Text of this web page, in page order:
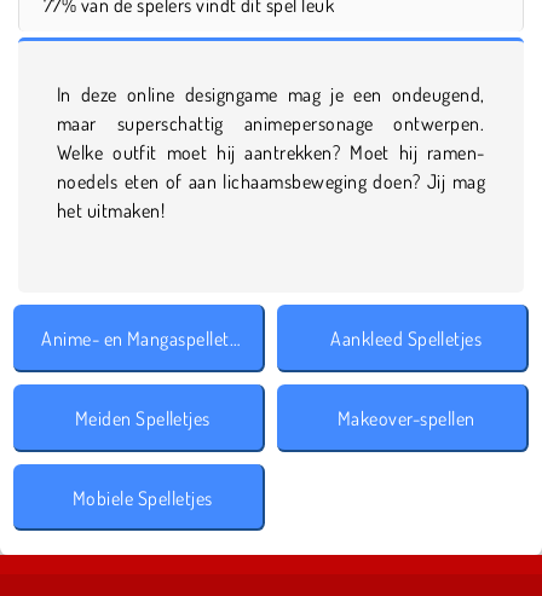
In deze online designgame mag je een ondeugend,
maar superschattig animepersonage ontwerpen.
Welke outfit moet hij aantrekken? Moet hij ramen-
noedels eten of aan lichaamsbeweging doen? Jij mag
het uitmaken!
Anime- en Mangaspelletjes Aankleed Spelletjes
Meiden Spelletjes Makeover-spellen
Mobiele Spelletjes